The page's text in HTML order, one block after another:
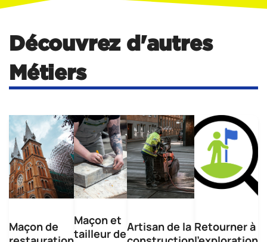
Découvrez d'autres
Métiers
Maçon de
Maçon et
tailleur deArtisan de la Retourner à